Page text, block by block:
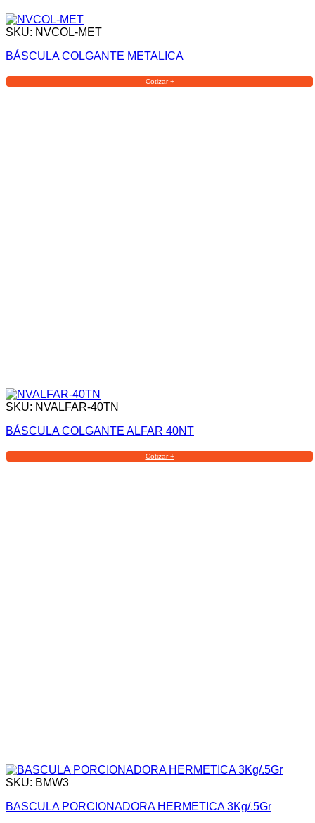
SKU: NVCOL-MET
BÁSCULA COLGANTE METALICA
Cotizar +
SKU: NVALFAR-40TN
BÁSCULA COLGANTE ALFAR 40NT
Cotizar +
SKU: BMW3
BASCULA PORCIONADORA HERMETICA 3Kg/.5Gr